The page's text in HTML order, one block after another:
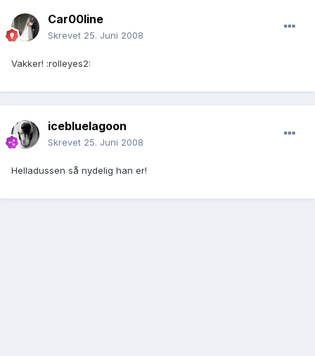
Car00line
Skrevet 25. Juni 2008
Vakker! :rolleyes2:
icebluelagoon
Skrevet 25. Juni 2008
Helladussen så nydelig han er!